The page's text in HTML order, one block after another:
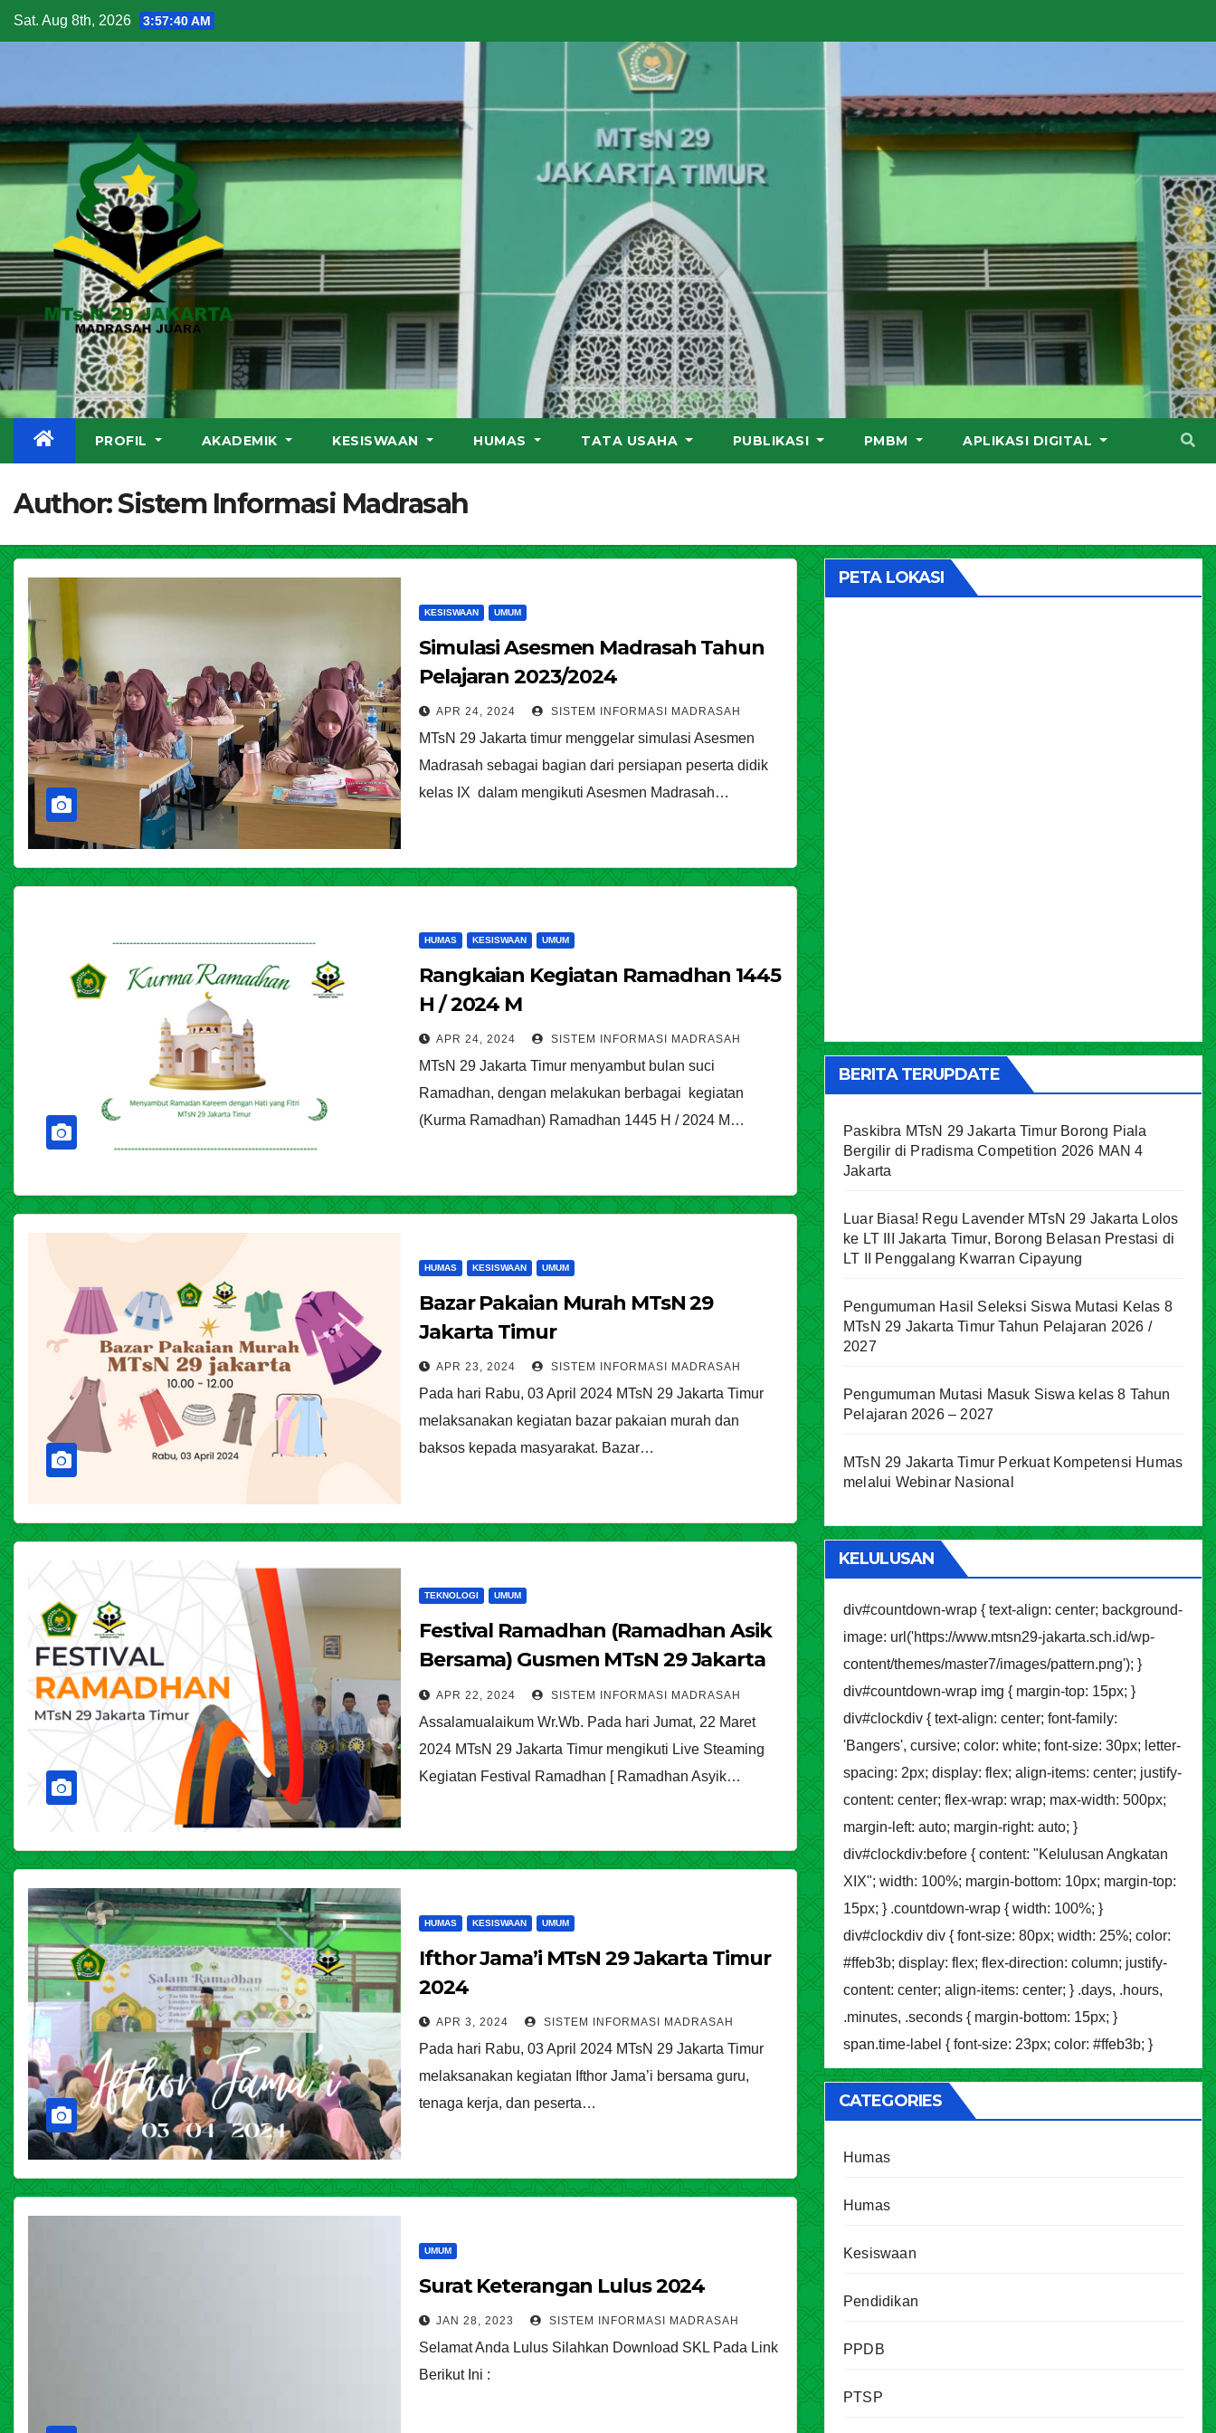
Skip
to
Sat. Aug 8th, 2026 3:57:41 AM
PROFIL AKADEMIK KESISWAAN HUMAS TATA USAHA PUBLIKASI PMBM APLIKASI DIGITAL
Author:Sistem Informasi Madrasah
KESISWAAN UMUM
Simulasi Asesmen Madrasah Tahun
Pelajaran 2023/2024
APR 24, 2024 SISTEM INFORMASI MADRASAH
MTsN 29 Jakarta timur menggelar simulasi Asesmen
Madrasah sebagai bagian dari persiapan peserta didik
kelas IX dalam mengikuti Asesmen Madrasah…
HUMAS KESISWAAN UMUM
Rangkaian Kegiatan Ramadhan 1445
H / 2024 M
APR 24, 2024 SISTEM INFORMASI MADRASAH
MTsN 29 Jakarta Timur menyambut bulan suci
Ramadhan, dengan melakukan berbagai kegiatan
(Kurma Ramadhan) Ramadhan 1445 H / 2024 M…
HUMAS KESISWAAN UMUM
Bazar Pakaian Murah MTsN 29
Jakarta Timur
APR 23, 2024 SISTEM INFORMASI MADRASAH
Pada hari Rabu, 03 April 2024 MTsN 29 Jakarta Timur
melaksanakan kegiatan bazar pakaian murah dan
baksos kepada masyarakat. Bazar…
TEKNOLOGI UMUM
Festival Ramadhan (Ramadhan Asik
Bersama) Gusmen MTsN 29 Jakarta
Timur
APR 22, 2024 SISTEM INFORMASI MADRASAH
Assalamualaikum Wr.Wb. Pada hari Jumat, 22 Maret
2024 MTsN 29 Jakarta Timur mengikuti Live Steaming
Kegiatan Festival Ramadhan [ Ramadhan Asyik…
HUMAS KESISWAAN UMUM
Ifthor Jama’i MTsN 29 Jakarta Timur
2024
APR 3, 2024 SISTEM INFORMASI MADRASAH
Pada hari Rabu, 03 April 2024 MTsN 29 Jakarta Timur
melaksanakan kegiatan Ifthor Jama’i bersama guru,
tenaga kerja, dan peserta…
UMUM
Surat Keterangan Lulus 2024
JAN 28, 2023 SISTEM INFORMASI MADRASAH
Selamat Anda Lulus Silahkan Download SKL Pada Link
Berikut Ini :
PETA LOKASI
BERITA TERUPDATE
Paskibra MTsN 29 Jakarta Timur Borong Piala
Bergilir di Pradisma Competition 2026 MAN 4
Jakarta
Luar Biasa! Regu Lavender MTsN 29 Jakarta Lolos
ke LT III Jakarta Timur, Borong Belasan Prestasi di
LT II Penggalang Kwarran Cipayung
Pengumuman Hasil Seleksi Siswa Mutasi Kelas 8
MTsN 29 Jakarta Timur Tahun Pelajaran 2026 /
2027
Pengumuman Mutasi Masuk Siswa kelas 8 Tahun
Pelajaran 2026 – 2027
MTsN 29 Jakarta Timur Perkuat Kompetensi Humas
melalui Webinar Nasional
KELULUSAN
div#countdown-wrap { text-align: center; background-
image: url('https://www.mtsn29-jakarta.sch.id/wp-
content/themes/master7/images/pattern.png'); }
div#countdown-wrap img { margin-top: 15px; }
div#clockdiv { text-align: center; font-family:
'Bangers', cursive; color: white; font-size: 30px; letter-
spacing: 2px; display: flex; align-items: center; justify-
content: center; flex-wrap: wrap; max-width: 500px;
margin-left: auto; margin-right: auto; }
div#clockdiv:before { content: "Kelulusan Angkatan
XIX"; width: 100%; margin-bottom: 10px; margin-top:
15px; } .countdown-wrap { width: 100%; }
div#clockdiv div { font-size: 80px; width: 25%; color:
#ffeb3b; display: flex; flex-direction: column; justify-
content: center; align-items: center; } .days, .hours,
.minutes, .seconds { margin-bottom: 15px; }
span.time-label { font-size: 23px; color: #ffeb3b; }
CATEGORIES
Humas
Humas
Kesiswaan
Pendidikan
PPDB
PTSP